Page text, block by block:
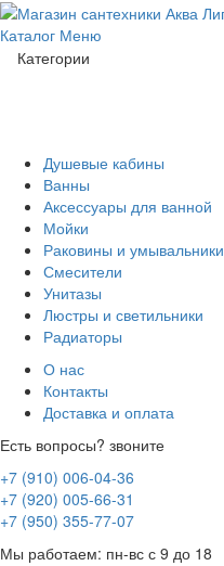
Каталог Меню
Категории
Душевые кабины
Ванны
Аксессуары для ванной
Мойки
Раковины и умывальники
Смесители
Унитазы
Люстры и светильники
Радиаторы
О нас
Контакты
Доставка и оплата
Есть вопросы? звоните
+7 (910) 006-04-36
+7 (920) 005-66-31
+7 (950) 355-77-07
Мы работаем: пн-вс с 9 до 18